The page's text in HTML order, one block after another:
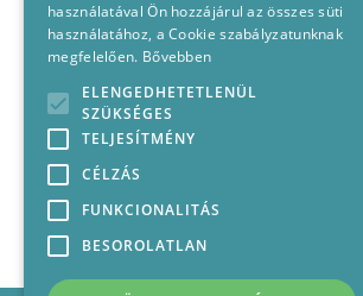
használatával Ön hozzájárul az összes süti
használatához, a Cookie szabályzatunknak
megfelelően. Bővebben
ELENGEDHETETLENÜL
SZÜKSÉGES
TELJESÍTMÉNY
CÉLZÁS
FUNKCIONALITÁS
BESOROLATLAN